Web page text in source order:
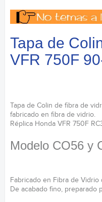
Tapa de
VFR 750F
Tapa de Colin de fibra de
fabricado en fibra de vidrio.
Réplica Honda VFR 750F
Modelo CO56 y
Fabricado en Fibra de Vidrio
De acabado fino, preparado